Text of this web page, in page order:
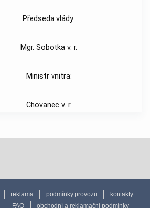
Předseda vlády:
Mgr. Sobotka v. r.
Ministr vnitra:
Chovanec v. r.
reklama podmínky provozu
kontakty
FAQ obchodní a reklamační podmínky